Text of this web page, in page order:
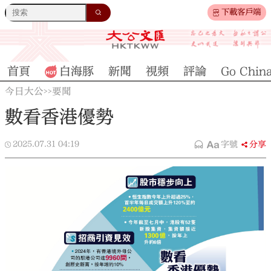
下載客戶端
首頁 白海豚 新聞 視頻 評論 Go
今日大公>>要聞
數看香港優勢
2025.07.31 04:19 字號 分享